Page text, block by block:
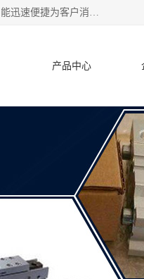
深圳市宝安区诚芯源电子商行 主要从事：回收SMC价格、回收SMC气动元件、收购SMC电磁阀一站式收购,能迅速便捷为客户消化库存、减少仓储、回笼资金，我们交易灵活方便，现金支付，价格优势合理，在业务方面赢得广大客户的一致好评 热情欢迎有库存需要处理的客户 请尽快联系我们
产品中心